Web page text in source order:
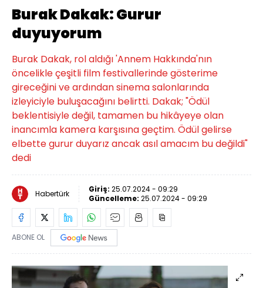
Burak Dakak: Gurur
duyuyorum
Burak Dakak, rol aldığı 'Annem Hakkında'nın
öncelikle çeşitli film festivallerinde gösterime
gireceğini ve ardından sinema salonlarında
izleyiciyle buluşacağını belirtti. Dakak; "Ödül
beklentisiyle değil, tamamen bu hikâyeye olan
inancımla kamera karşısına geçtim. Ödül gelirse
elbette gurur duyarız ancak asıl amacım bu değildi"
dedi
Habertürk Giriş: 25.07.2024 - 09:29
Güncelleme: 25.07.2024 - 09:29
ABONE OL